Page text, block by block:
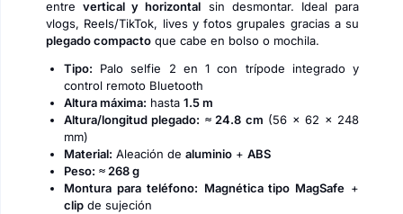
entrevertical y horizontal sin desmontar. Ideal para
vlogs, Reels/TikTok, lives y fotos grupales gracias a su
plegado compacto que cabe en bolso o mochila.
Tipo: Palo selfie 2 en 1 con trípode integrado y
control remoto Bluetooth
Altura máxima: hasta 1.5 m
Altura/longitud plegado: ≈ 24.8 cm (56 × 62 × 248
mm)
Material: Aleación de aluminio + ABS
Peso: ≈ 268 g
Montura para teléfono: Magnética tipo MagSafe +
clip de sujeción